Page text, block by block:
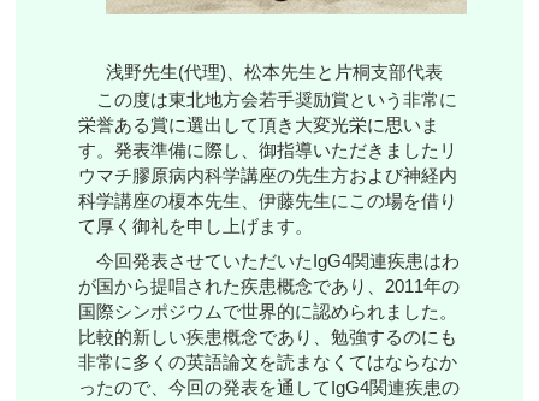
浅野先生(代理)、松本先生と片桐支部代表
この度は東北地方会若手奨励賞という非常に
栄誉ある賞に選出して頂き大変光栄に思いま
す。発表準備に際し、御指導いただきましたリ
ウマチ膠原病内科学講座の先生方および神経内
科学講座の榎本先生、伊藤先生にこの場を借り
て厚く御礼を申し上げます。
今回発表させていただいたIgG4関連疾患はわ
が国から提唱された疾患概念であり、2011年の
国際シンポジウムで世界的に認められました。
比較的新しい疾患概念であり、勉強するのにも
非常に多くの英語論文を読まなくてはならなか
ったので、今回の発表を通してIgG4関連疾患の